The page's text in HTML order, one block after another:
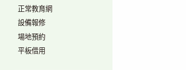
正常教育網
設備報修
場地預約
平板借用